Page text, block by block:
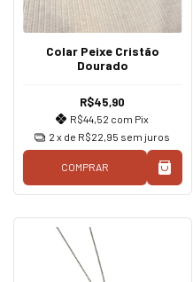
Colar Peixe Cristão
Dourado
R$45,90
R$44,52 com Pix
2 x de R$22,95 sem juros
COMPRAR